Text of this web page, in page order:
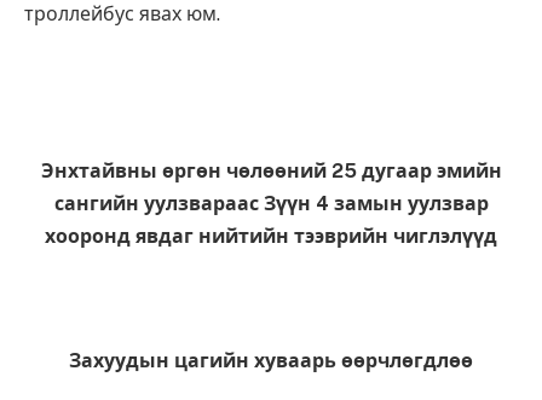
троллейбус явах юм.
Энхтайвны өргөн чөлөөний 25 дугаар эмийн
сангийн уулзвараас Зүүн 4 замын уулзвар
хооронд явдаг нийтийн тээврийн чиглэлүүд
Захуудын цагийн хуваарь өөрчлөгдлөө